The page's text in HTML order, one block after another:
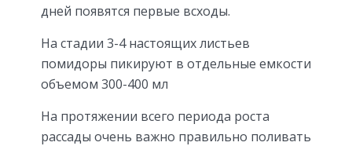
дней появятся первые всходы.
На стадии 3-4 настоящих листьев
помидоры пикируют в отдельные емкости
объемом 300-400 мл
На протяжении всего периода роста
рассады очень важно правильно поливать